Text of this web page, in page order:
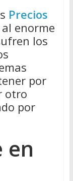
Precios
enorme
los
por
otro
por
en